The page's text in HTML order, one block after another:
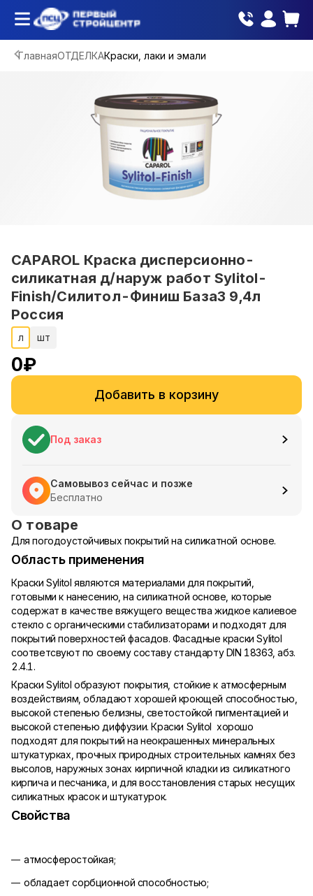
ГлавнаяОТДЕЛКАКраски, лаки и эмали
CAPAROL Краска дисперсионно-
силикатная д/наруж работ Sylitol-
Finish/Силитол-Финиш База3 9,4л
Россия
л шт
0₽
Добавить в корзину
Под заказ
Самовывоз сейчас и позже
Бесплатно
О товаре
Для погодоустойчивых покрытий на силикатной основе.
Область применения
Краски Sylitol являются материалами для покрытий,
готовыми к нанесению, на силикатной основе, которые
содержат в качестве вяжущего вещества жидкое калиевое
стекло с органическими стабилизаторами и подходят для
покрытий поверхностей фасадов. Фасадные краски Sylitol
соответсвуют по своему составу стандарту DIN 18363, абз.
2.4.1.
Краски Sylitol образуют покрытия, стойкие к атмосферным
воздействиям, обладают хорошей кроющей способностью,
высокой степенью белизны, светостойкой пигментацией и
высокой степенью диффузии. Краски Sylitol хорошо
подходят для покрытий на неокрашенных минеральных
штукатурках, прочных природных строительных камнях без
высолов, наружных зонах кирпичной кладки из силикатного
кирпича и песчаника, и для восстановления старых несущих
силикатных красок и штукатурок.
Свойства
атмосферостойкая;
обладает сорбционной способностью;